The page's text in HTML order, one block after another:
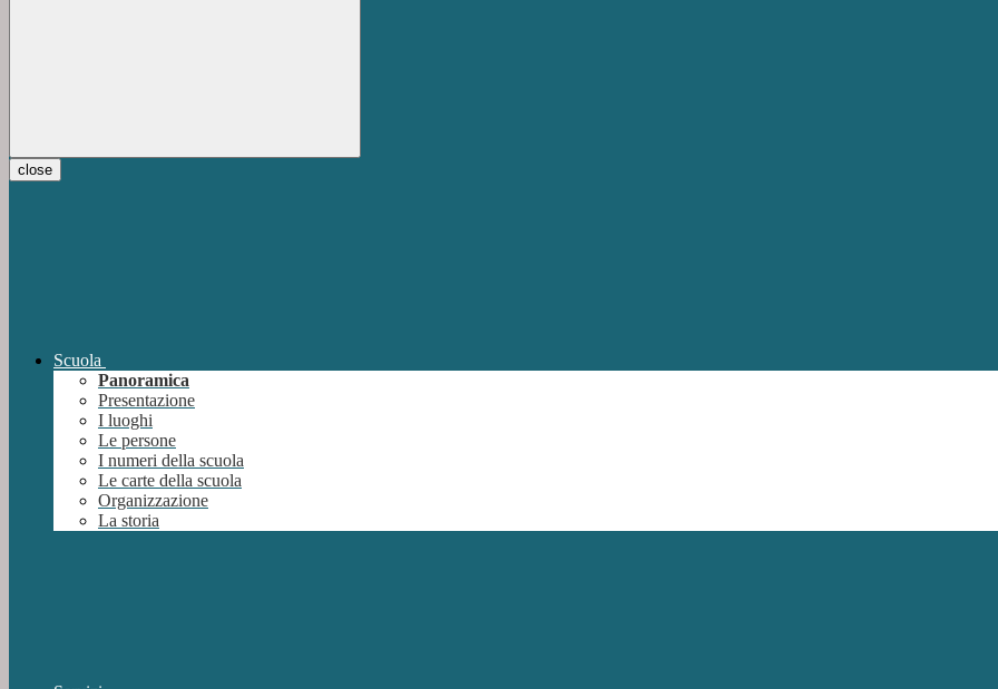
close
Scuola
Panoramica
Presentazione
I luoghi
Le persone
I numeri della scuola
Le carte della scuola
Organizzazione
La storia